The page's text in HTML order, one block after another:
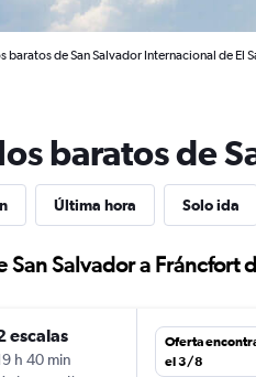
baratos de San Salvador Internacional de El
baratos de
Última hora Solo ida
San Salvador a Fráncfort
escalas
h 40 min
Oferta
el 3/8